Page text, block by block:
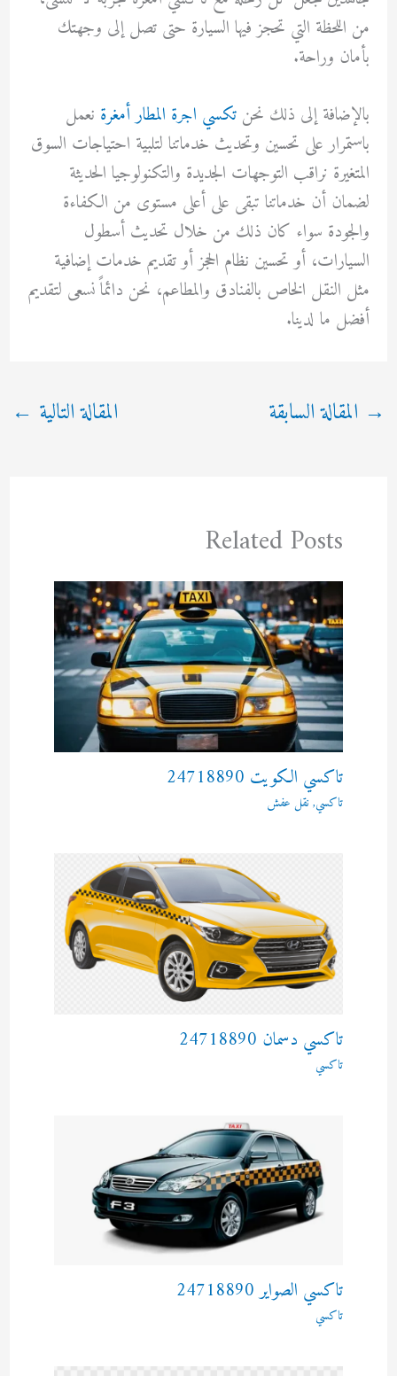
من اللحظة التي تحجز فيها السيارة حتى تصل إلى وجهتك
بأمان وراحة.
بالإضافة إلى ذلك نحن تكسي اجرة المطار أمغرة نعمل
باستمرار على تحسين وتحديث خدماتنا لتلبية احتياجات السوق
المتغيرة نراقب التوجهات الجديدة والتكنولوجيا الحديثة
لضمان أن خدماتنا تبقى على أعلى مستوى من الكفاءة
والجودة سواء كان ذلك من خلال تحديث أسطول
السيارات، أو تحسين نظام الحجز أو تقديم خدمات إضافية
مثل النقل الخاص بالفنادق والمطاعم، نحن دائماً نسعى لتقديم
أفضل ما لدينا.
→ المقالة السابقة المقالة التالية ←
Related Posts
تاكسي الكويت 24718890
تاكسي, نقل عفش
تاكسي دسمان 24718890
تاكسي
تاكسي الصواير 24718890
تاكسي